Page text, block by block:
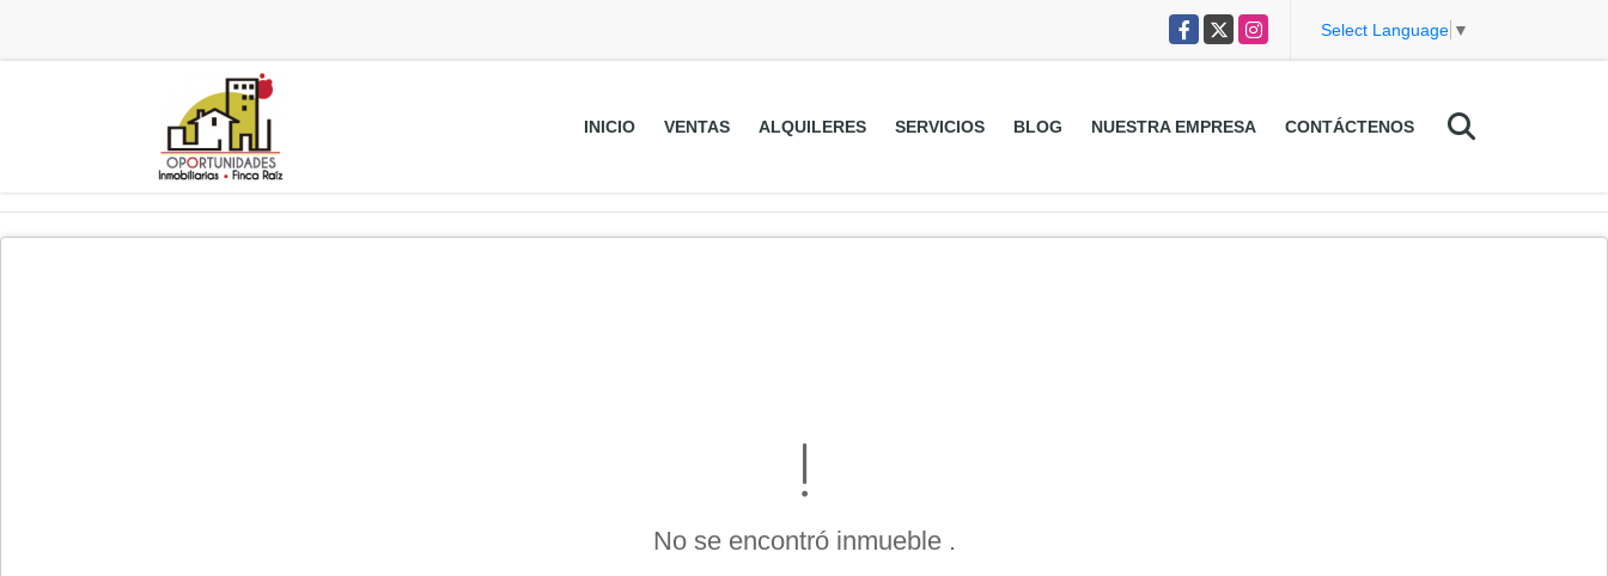
Facebook
X Instagram Select Language ▼
INICIO VENTAS ALQUILERES SERVICIOS BLOG NUESTRA EMPRESA CONTÁCTENOS
No se encontró inmueble .